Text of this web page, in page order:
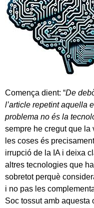
Comença dient: “De
l’article repetint aquella
problema no és la
sempre he cregut que la
les coses és
irrupció de la IA i deixa
altres tecnologies que
sobretot perquè
i no pas les
Soc tossut amb aquesta